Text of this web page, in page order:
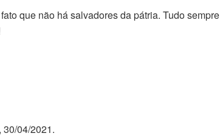
que não há salvadores da pátria. Tudo sempre
04/2021.